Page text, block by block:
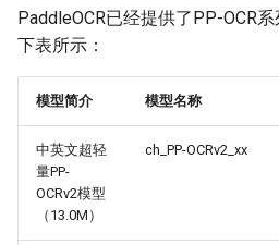
PaddleOCR已经提供了PP-OCR
下表所示：
模型简介 模型名称
中英文超轻
量PP-
OCRv2模型
（13.0M）
ch_PP-OCRv2_xx